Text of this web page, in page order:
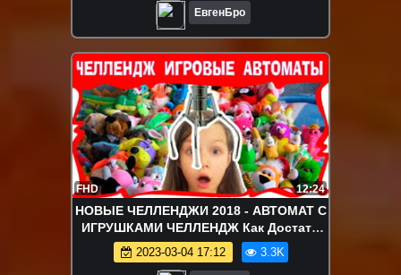
ЕвгенБро
FHD 12:24
НОВЫЕ ЧЕЛЛЕНДЖИ 2018 - АВТОМАТ С
ИГРУШКАМИ ЧЕЛЛЕНДЖ Как Достать
Мягкую Игрушку из Игрового Автомата
/ Вики Шоу
2023-03-04 17:12 3.3K